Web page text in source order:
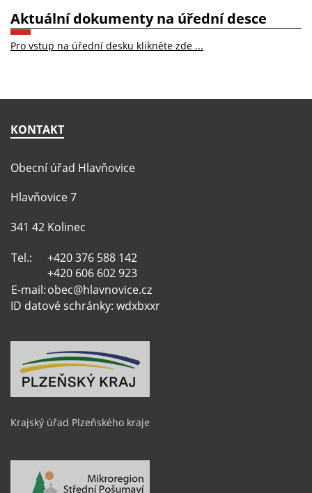
Aktuální dokumenty na úřední desce
Pro vstup na úřední desku klikněte zde ...
KONTAKT
Obecní úřad Hlavňovice
Hlavňovice 7
341 42 Kolinec
Tel.:
+420 376 588 142
+420 606 602 923
E-mail:obec@hlavnovice.cz
ID datové schránky: wdxbxxr
Krajský úřad Plzeňského kraje